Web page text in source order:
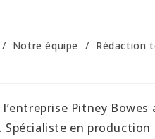
/ Notre équipe / Rédaction
Pitney
. Spécialiste en